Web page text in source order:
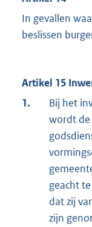
In gevallen
beslissen
Artikel 15
1.
Bij het
wordt de
geacht
dat zij
zijn